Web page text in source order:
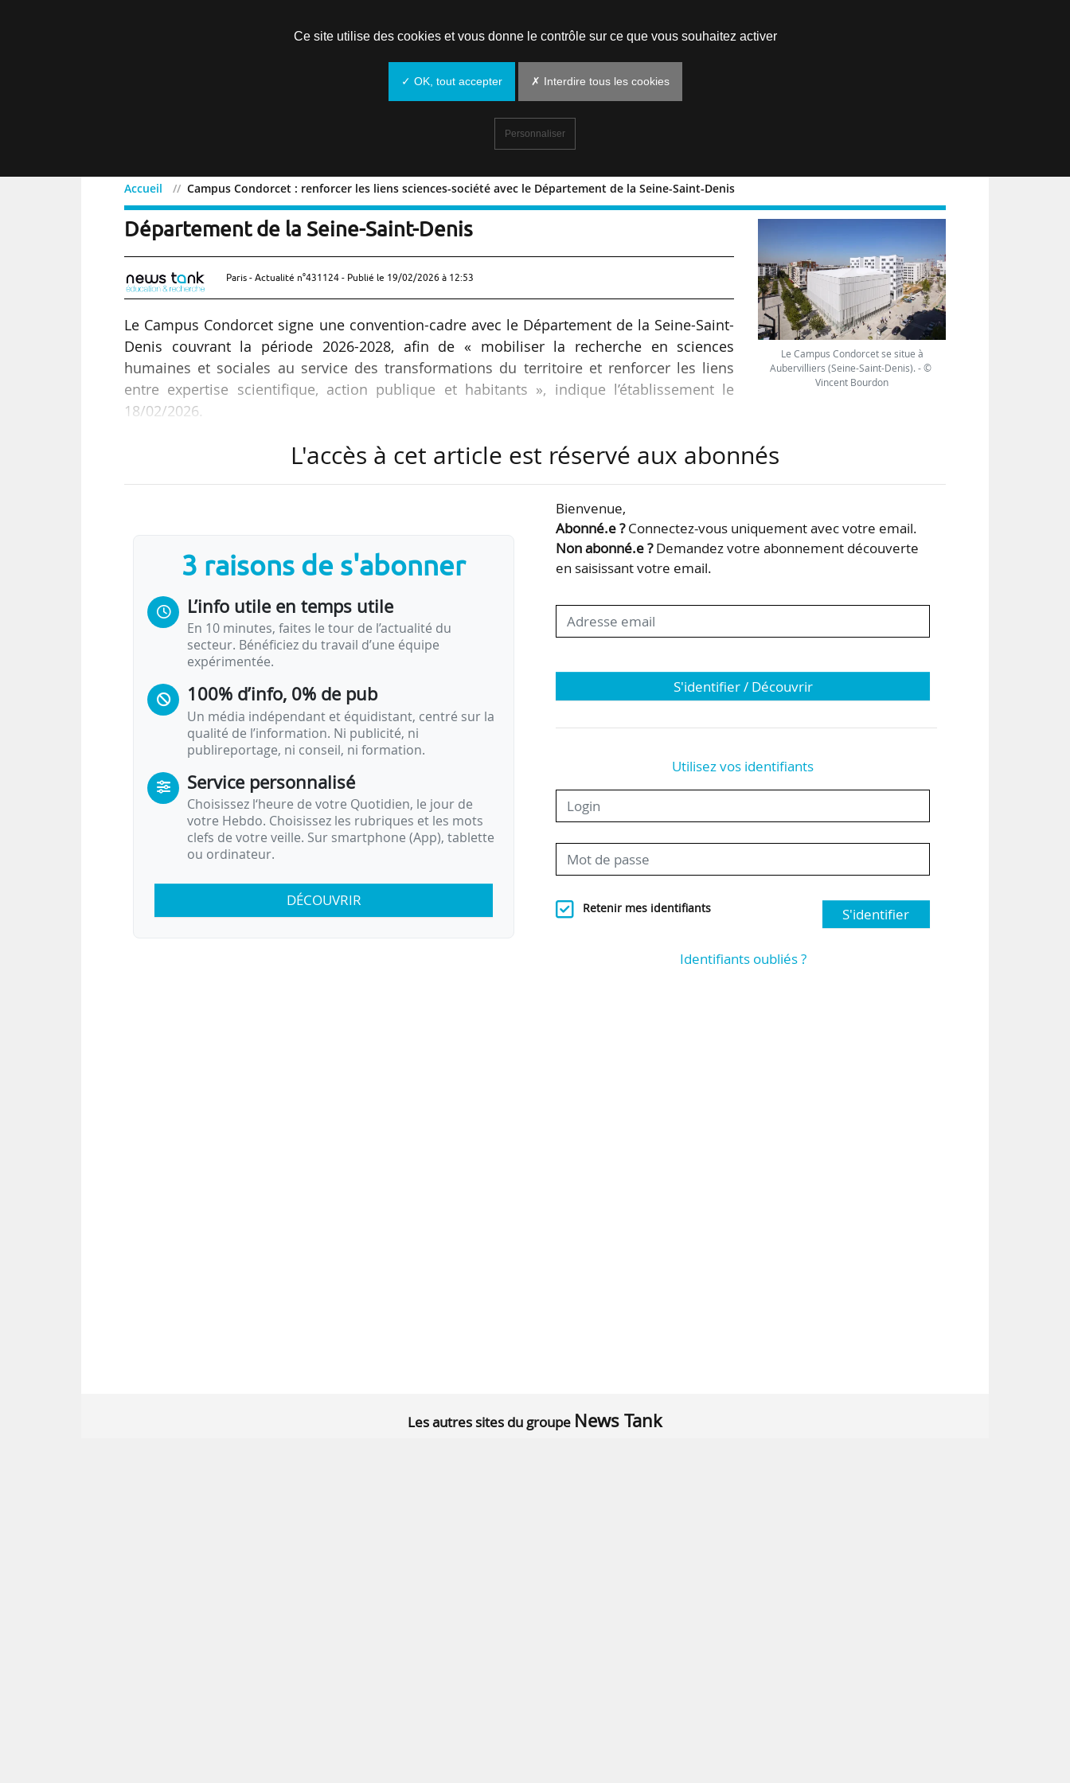
Accueil Campus Condorcet : renforcer les liens sciences-société avec le Département de la Seine-Saint-Denis
Campus Condorcet : renforcer les liens sciences-société avec le
Département de la Seine-Saint-Denis
Paris - Actualité n°431124 - Publié le 19/02/2026 à 12:53
Le Campus Condorcet signe une convention-cadre avec le Département de la Seine-Saint-
Denis couvrant la période 2026-2028, afin de « mobiliser la recherche en sciences
humaines et sociales au service des transformations du territoire et renforcer les liens
entre expertise scientifique, action publique et habitants », indique l’établissement le
18/02/2026.
Quatre actions guident la convention-cadre :
• « Valoriser l’histoire, le patrimoine et la mémoire du territoire » ;
• « Accompagner l’inclusion et l’hospitalité ».
Pour Pierre-Paul Zalio, président du Campus Condorcet, ce…
Le Campus Condorcet se situe à
Aubervilliers (Seine-Saint-Denis). - ©
Vincent Bourdon
L'accès à cet article est réservé aux abonnés
3 raisons de s'abonner
L’info utile en temps utile
En 10 minutes, faites le tour de l’actualité du
secteur. Bénéficiez du travail d’une équipe
expérimentée.
100% d’info, 0% de pub
Un média indépendant et équidistant, centré sur la
qualité de l’information. Ni publicité, ni
publireportage, ni conseil, ni formation.
Service personnalisé
Choisissez l‘heure de votre Quotidien, le jour de
votre Hebdo. Choisissez les rubriques et les mots
clefs de votre veille. Sur smartphone (App), tablette
ou ordinateur.
DÉCOUVRIR
Bienvenue,
Abonné.e ?Connectez-vous uniquement avec votre email.
Non abonné.e ?Demandez votre abonnement découverte
en saisissant votre email.
S'identifier / Découvrir
Utilisez vos identifiants
Retenir mes identifiants S'identifier
Identifiants oubliés ?
Les autres sites du groupe News Tank
Ce site utilise des cookies et vous donne le contrôle sur ce que vous souhaitez activer
✓ OK, tout accepter ✗ Interdire tous les cookies
Personnaliser